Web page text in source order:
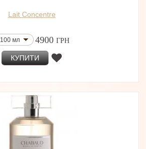
Lait Concentre
100 мл 4900 ГРН
КУПИТИ